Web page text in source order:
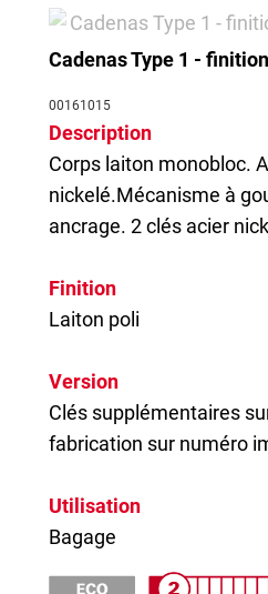
Cadenas Type 1 -
00161015
Description
Corps laiton monobloc.
nickelé.Mécanisme à
ancrage. 2 clés acier
Finition
Laiton poli
Version
Clés supplémentaires
fabrication sur numéro
Utilisation
Bagage